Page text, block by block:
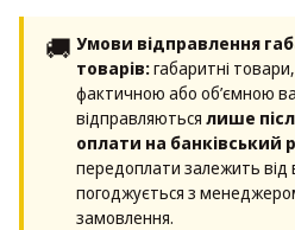
🚚 Умови відправлення
товарів:габаритні
фактичною або об’ємною
відправляються лише
оплати на банківський
передоплати залежить від
погоджується з
замовлення.